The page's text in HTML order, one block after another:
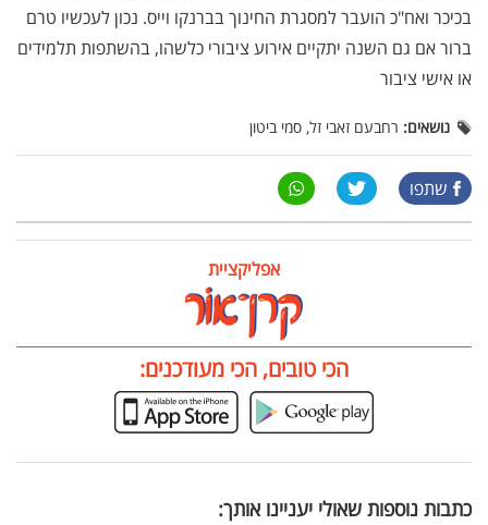
בכיכר ואח"כ הועבר למסגרת החינוך בברנקו וייס. נכון לעכשיו טרם
ברור אם גם השנה יתקיים אירוע ציבורי כלשהו, בהשתפות תלמידים
או אישי ציבור
נושאים: רחבעם זאבי זל, סמי ביטון
שתפו
אפליקציית
הכי טובים, הכי מעודכנים:
כתבות נוספות שאולי יעניינו אותך: